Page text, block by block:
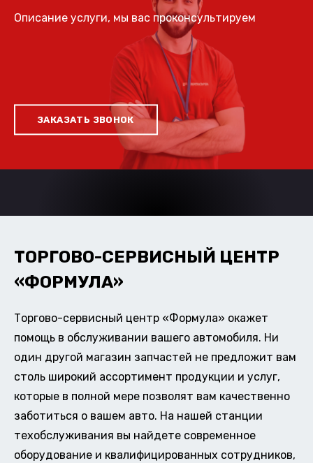
Описание услуги, мы вас проконсультируем
ЗАКАЗАТЬ ЗВОНОК
ТОРГОВО-СЕРВИСНЫЙ ЦЕНТР
«ФОРМУЛА»
Торгово-сервисный центр «Формула» окажет
помощь в обслуживании вашего автомобиля. Ни
один другой магазин запчастей не предложит вам
столь широкий ассортимент продукции и услуг,
которые в полной мере позволят вам качественно
заботиться о вашем авто. На нашей станции
техобслуживания вы найдете современное
оборудование и квалифицированных сотрудников,